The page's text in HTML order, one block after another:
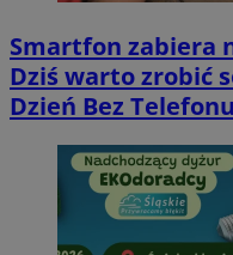
Smartfon zabiera
Dziś warto zrobić
Dzień Bez